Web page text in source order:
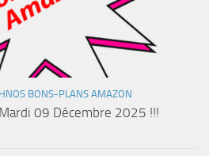
BONS-PLANS AMAZON
09 Décembre 2025 !!!